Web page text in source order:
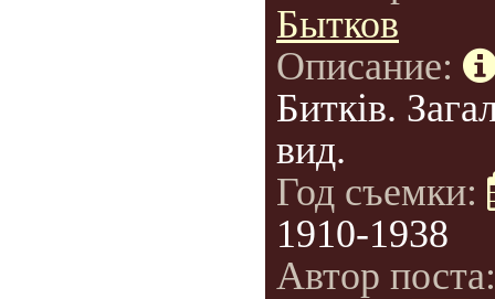
Бытков
Описание:
Битків.
вид.
Год съемки:
1910-1938
Автор